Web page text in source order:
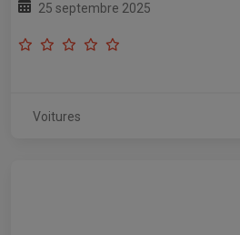
25 septembre 2025
Voitures